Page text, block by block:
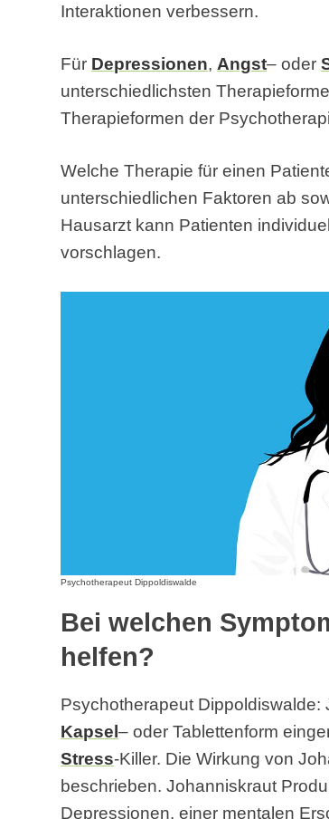
Interaktionen verbessern.
Für Depressionen, Angst– oder
unterschiedlichsten
Therapieformen der
Welche Therapie für einen
unterschiedlichen Faktoren ab
Hausarzt kann Patienten
vorschlagen.
Psychotherapeut Dippoldiswalde
Bei welchen
helfen?
Psychotherapeut
Kapsel– oder Tablettenform
Stress-Killer. Die Wirkung von
beschrieben. Johanniskraut
Depressionen, einer mentalen